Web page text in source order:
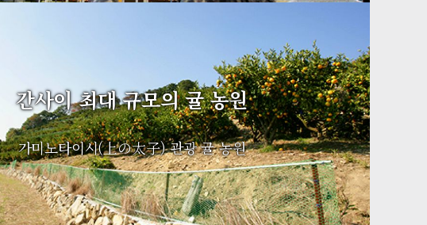
간사이 최대 규모의 귤 농원
가미노타이시(上の太子) 관광 귤 농원